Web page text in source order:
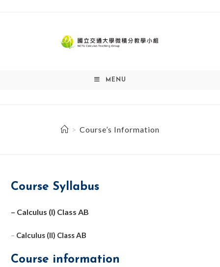
MENU
> Course’s Information
Course Syllabus
– Calculus (I) Class AB
– Calculus (II) Class AB
Course information